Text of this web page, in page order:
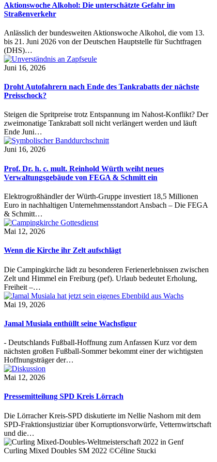
Aktionswoche Alkohol: Die unterschätzte Gefahr im
Straßenverkehr
Anlässlich der bundesweiten Aktionswoche Alkohol, die vom 13.
bis 21. Juni 2026 von der Deutschen Hauptstelle für Suchtfragen
(DHS)…
Juni 16, 2026
Droht Autofahrern nach Ende des Tankrabatts der nächste
Preisschock?
Steigen die Spritpreise trotz Entspannung im Nahost-Konflikt? Der
zweimonatige Tankrabatt soll nicht verlängert werden und läuft
Ende Juni…
Juni 16, 2026
Prof. Dr. h. c. mult. Reinhold Würth weiht neues
Verwaltungsgebäude von FEGA & Schmitt ein
Elektrogroßhändler der Würth-Gruppe investiert 18,5 Millionen
Euro in nachhaltigen Unternehmensstandort Ansbach – Die FEGA
& Schmitt…
Mai 12, 2026
Wenn die Kirche ihr Zelt aufschlägt
Die Campingkirche lädt zu besonderen Ferienerlebnissen zwischen
Zelt und Himmel ein Freiburg (pef). Urlaub bedeutet Erholung,
Freiheit –…
Mai 19, 2026
Jamal Musiala enthüllt seine Wachsfigur
- Deutschlands Fußball-Hoffnung zum Anfassen Kurz vor dem
nächsten großen Fußball-Sommer bekommt einer der wichtigsten
Hoffnungsträger der…
Mai 12, 2026
Pressemitteilung SPD Kreis Lörrach
Die Lörracher Kreis-SPD diskutierte im Nellie Nashorn mit dem
SPD-Fraktionsjustiziar über Korruptionsvorwürfe, Vetternwirtschaft
und die…
Curling Mixed Doubles SM 2022 ©Céline Stucki